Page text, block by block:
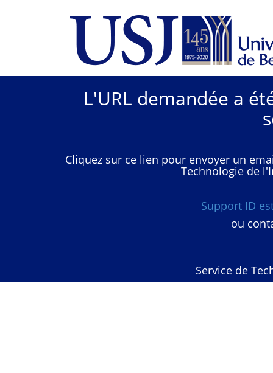
L'URL demandée a
Cliquez sur ce lien pour envoyer un
Technologie de
Support ID
ou
Service de